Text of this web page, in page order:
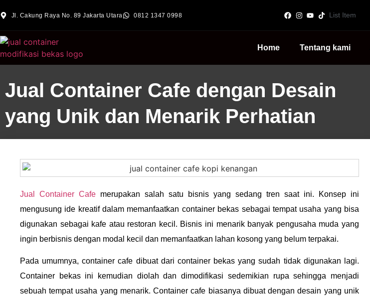
Jl. Cakung Raya No. 89 Jakarta Utara 0812 1347 0998 List Item
Home Tentang kami
Jual Container Cafe dengan Desain
yang Unik dan Menarik Perhatian
Jual Container Cafe merupakan salah satu bisnis yang sedang tren saat ini. Konsep ini
mengusung ide kreatif dalam memanfaatkan container bekas sebagai tempat usaha yang bisa
digunakan sebagai kafe atau restoran kecil. Bisnis ini menarik banyak pengusaha muda yang
ingin berbisnis dengan modal kecil dan memanfaatkan lahan kosong yang belum terpakai.
Pada umumnya, container cafe dibuat dari container bekas yang sudah tidak digunakan lagi.
Container bekas ini kemudian diolah dan dimodifikasi sedemikian rupa sehingga menjadi
sebuah tempat usaha yang menarik. Container cafe biasanya dibuat dengan desain yang unik